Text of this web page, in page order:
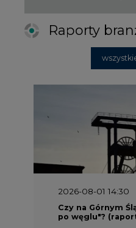
Raporty
2026-08-01 14:30
Czy na Górnym
po węglu"?